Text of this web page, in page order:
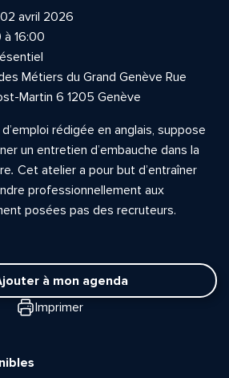
avril 2026
à 16:00
Métiers du Grand Genève Rue
Martin 6 1205 Genève
rédigée en anglais, suppose
un entretien d’embauche dans la
. Cet atelier a pour but d’entraîner
professionnellement aux
posées pas des recruteurs.
à mon agenda
Imprimer